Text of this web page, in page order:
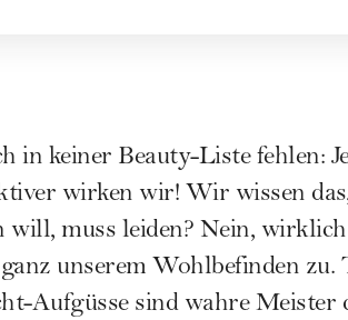
in keiner Beauty-Liste fehlen:
wirken wir! Wir wissen
will, muss leiden? Nein,
unserem Wohlbefinden zu.
Aufgüsse sind wahre Meister